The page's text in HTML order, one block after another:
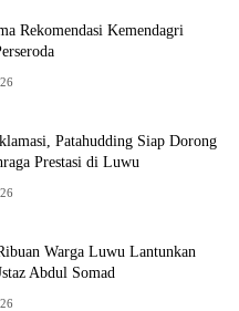
Rekomendasi Kemendagri
Patahudding Siap Dorong
Prestasi di Luwu
Warga Luwu Lantunkan
Abdul Somad